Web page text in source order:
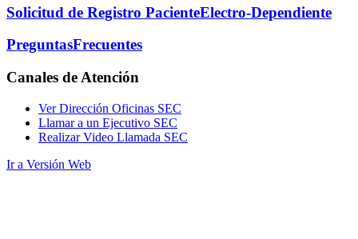
Solicitud de Registro PacienteElectro-Dependiente
PreguntasFrecuentes
Canales de Atención
Ver Dirección Oficinas SEC
Llamar a un Ejecutivo SEC
Realizar Video Llamada SEC
Ir a Versión Web